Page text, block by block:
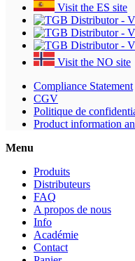
Visit the ES site
Visit the NO site
Compliance Statement
CGV
Politique de
Product information
Menu
Produits
Distributeurs
FAQ
A propos de nous
Info
Académie
Contact